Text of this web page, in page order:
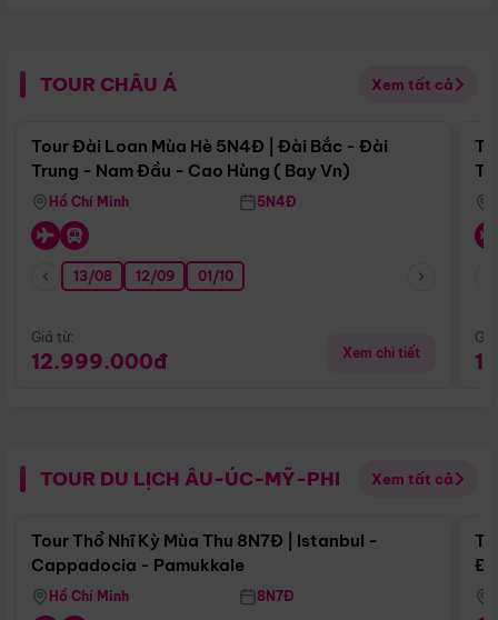
TOUR CHÂU Á Xem tất cả
Điểm nổi bật
Tour Đài Loan Mùa Hè 5N4Đ | Đài Bắc - Đài
Trung - Nam Đầu - Cao Hùng ( Bay Vn)
Hồ Chí Minh 5N4Đ
13/08 12/09 01/10
Giá từ:
12.999.000đ Xem chi tiết
TOUR DU LỊCH ÂU-ÚC-MỸ-PHI Xem tất cả
Điểm nổi bật
Tour Thổ Nhĩ Kỳ Mùa Thu 8N7Đ | Istanbul -
Cappadocia - Pamukkale
Hồ Chí Minh 8N7Đ